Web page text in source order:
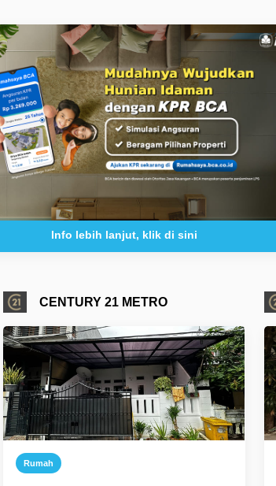
Info lebih lanjut, klik di sini
CENTURY 21 METRO
Rumah